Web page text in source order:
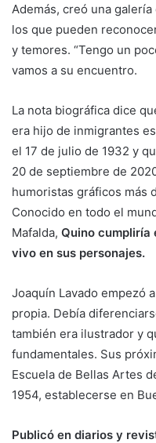
Además, creó una
los que pueden
y temores. “Tengo un
vamos a su encuentro.
La nota biográfica dice
era hijo de inmigrantes
el 17 de julio de 1932 y
20 de septiembre de
humoristas gráficos más
Conocido en todo el
Mafalda, Quino cumpliría
vivo en sus personajes.
Joaquín Lavado empezó
propia. Debía
también era ilustrador y
fundamentales. Sus
Escuela de Bellas Artes
1954, establecerse en
Publicó en diarios y